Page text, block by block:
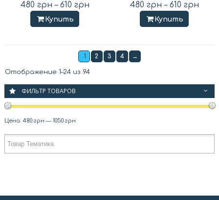
480 грн – 610 грн
Купить
480 грн – 610 грн
Купить
1 2 3 4 →
Отображение 1–24 из 94
ФИЛЬТР ТОВАРОВ
Цена: 480 грн — 1050 грн